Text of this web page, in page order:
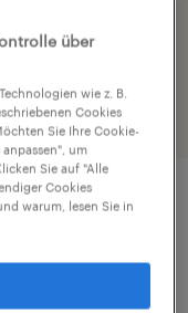
im 11. Bezirk,
über
wie z. B.
Cookies
Sie Ihre Cookie-
um
Sie auf "Alle
Cookies
warum, lesen Sie in